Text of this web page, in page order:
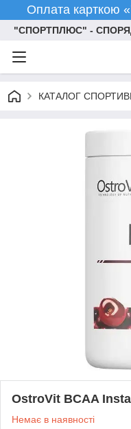
Оплата карткою
"СПОРТПЛЮС" -
КАТАЛОГ
OstroVit BCAA
Немає в наявності